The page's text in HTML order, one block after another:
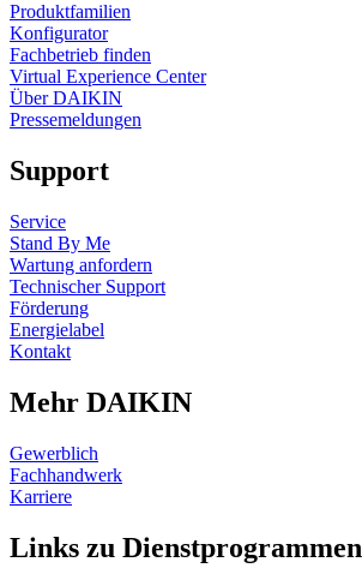
Produktfamilien
Konfigurator
Fachbetrieb finden
Virtual Experience Center
Über DAIKIN
Pressemeldungen
Support
Service
Stand By Me
Wartung anfordern
Technischer Support
Förderung
Energielabel
Kontakt
Mehr DAIKIN
Gewerblich
Fachhandwerk
Karriere
Links zu Dienstprogrammen